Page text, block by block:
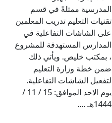
المدرسية ممثلةً في قسم
تقنيات التعليم تدريب المعلمين
على الشاشات التفاعلية في
المدارس المستهدفة للمشروع
، بمكتب خليص. ويأتي ذلك
ضمن خطة وزارة التعليم
لتفعيل الشاشات التفاعلية.
يوم الاحد الموافق: 15 / 11 /
1444هـ ....